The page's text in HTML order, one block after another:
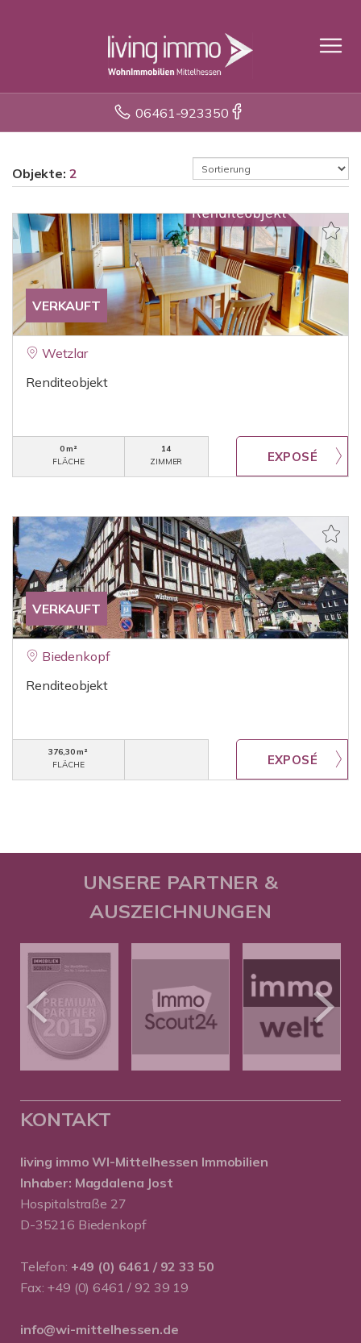
06461-923350
Objekte: 2
VERKAUFT
Wetzlar
Renditeobjekt
0 m²
FLÄCHE
14
ZIMMER
VERKAUFT
Biedenkopf
Renditeobjekt
376,30 m²
FLÄCHE
UNSERE PARTNER &
AUSZEICHNUNGEN
KONTAKT
living immo WI-Mittelhessen Immobilien
Inhaber: Magdalena Jost
Hospitalstraße 27
D-35216 Biedenkopf
Telefon: +49 (0) 6461 / 92 33 50
Fax: +49 (0) 6461 / 92 39 19
info@wi-mittelhessen.de